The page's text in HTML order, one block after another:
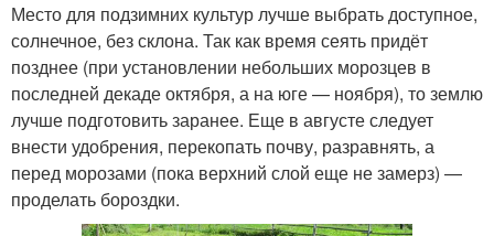
Место для подзимних культур лучше выбрать доступное,
солнечное, без склона. Так как время сеять придёт
позднее (при установлении небольших морозцев в
последней декаде октября, а на юге — ноября), то землю
лучше подготовить заранее. Еще в августе следует
внести удобрения, перекопать почву, разравнять, а
перед морозами (пока верхний слой еще не замерз) —
проделать бороздки.